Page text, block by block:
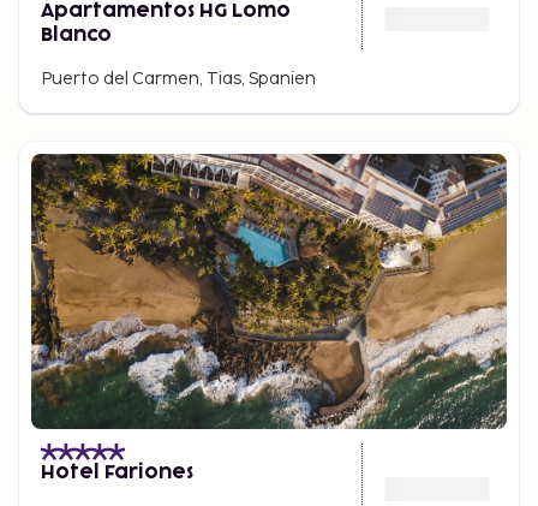
Apartamentos HG Lomo
Blanco
Puerto del Carmen, Tias, Spanien
Hotel Fariones